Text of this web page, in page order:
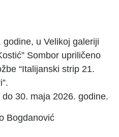
u Velikoj galeriji
Sombor upriličeno
“Italijanski strip 21.
30. maja 2026. godine.
Bogdanović